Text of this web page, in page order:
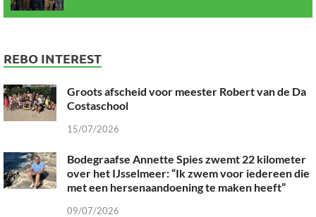
REBO INTEREST
Groots afscheid voor meester Robert van de Da
Costaschool
15/07/2026
Bodegraafse Annette Spies zwemt 22 kilometer
over het IJsselmeer: “Ik zwem voor iedereen die
met een hersenaandoening te maken heeft”
09/07/2026